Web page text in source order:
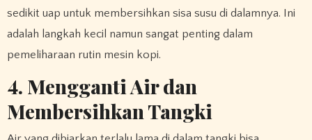
sedikit uap untuk membersihkan sisa susu di dalamnya. Ini
adalah langkah kecil namun sangat penting dalam
pemeliharaan rutin mesin kopi.
4. Mengganti Air dan
Membersihkan Tangki